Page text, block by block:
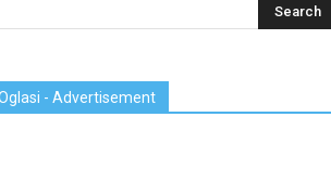
- Advertisement